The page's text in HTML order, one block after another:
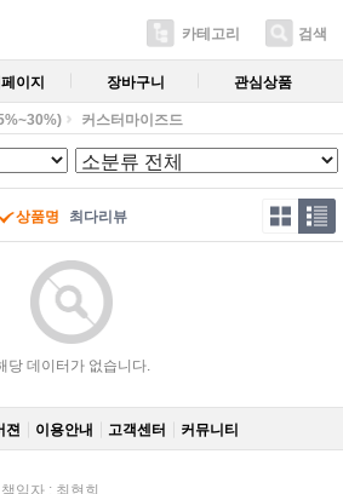
카테고리 검색
이지 장바구니 관심상품
커스터마이즈드
상품명 최다리뷰
당 데이터가 없습니다.
젼 이용안내 고객센터 커뮤니티
임자 : 최현희